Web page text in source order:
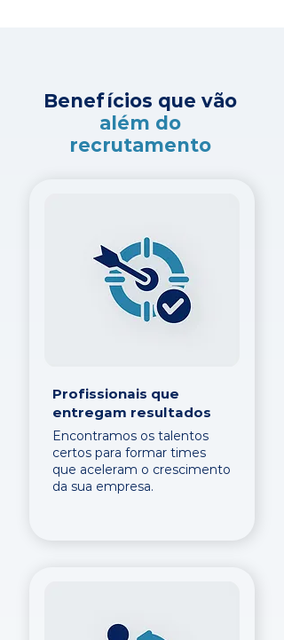
Benefícios que vão
além do
recrutamento
Profissionais que
entregam resultados
Encontramos os talentos
certos para formar times
que aceleram o crescimento
da sua empresa.